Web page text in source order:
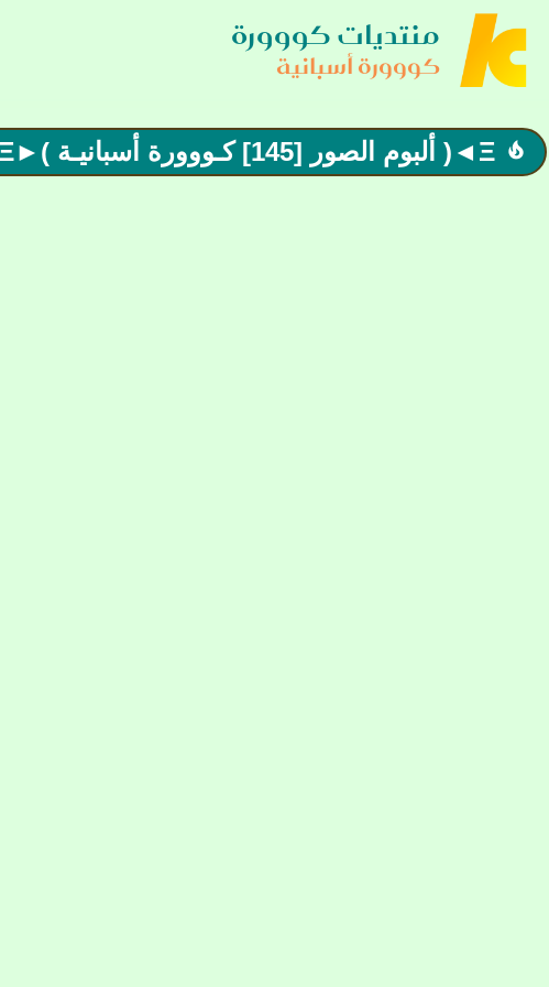
منتديات كووورة
كووورة أسبانية
 Ξ◄( ألبوم الصور [145] كـووورة أسبانيـة )►Ξ اللهم انصر فلسطين